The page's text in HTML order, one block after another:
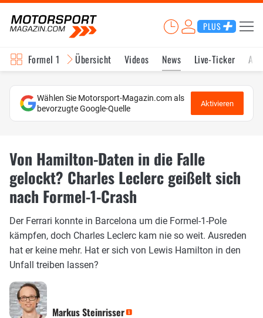
PLUS
Formel 1 Übersicht Videos News Live-Ticker
Wählen Sie Motorsport-Magazin.com als
bevorzugte Google-Quelle
Aktivieren
Von Hamilton-Daten in die Falle
gelockt? Charles Leclerc geißelt sich
nach Formel-1-Crash
Der Ferrari konnte in Barcelona um die Formel-1-Pole
kämpfen, doch Charles Leclerc kam nie so weit. Ausreden
hat er keine mehr. Hat er sich von Lewis Hamilton in den
Unfall treiben lassen?
Markus Steinrisser